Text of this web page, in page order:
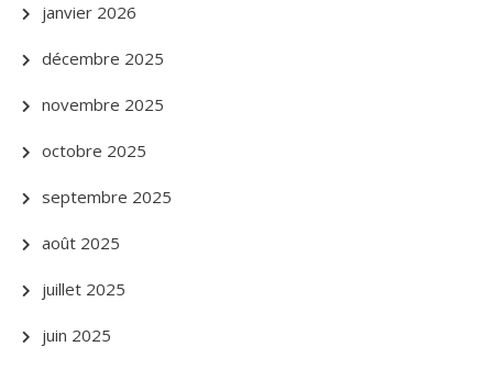
janvier 2026
décembre 2025
novembre 2025
octobre 2025
septembre 2025
août 2025
juillet 2025
juin 2025